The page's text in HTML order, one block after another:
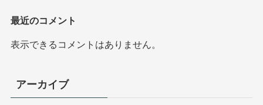
最近のコメント
表示できるコメントはありません。
アーカイブ